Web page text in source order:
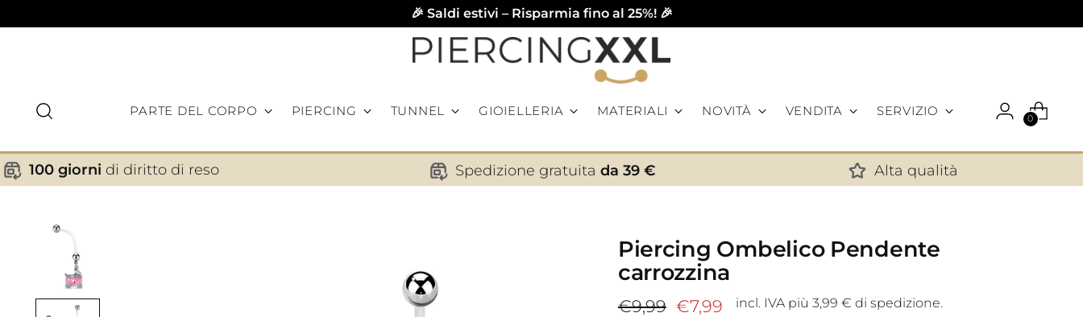
🎉 Saldi estivi – Risparmia fino al 25%! 🎉
PARTE DEL CORPO PIERCING TUNNEL GIOIELLERIA MATERIALI NOVITÀ VENDITA SERVIZIO
0
✕
100 giorni di diritto di reso Spedizione gratuita da 39 € Alta qualità
Piercing Ombelico Pendente
carrozzina
Prezzo
€9,99 €7,99 incl. IVA più 3,99 € di spedizione.